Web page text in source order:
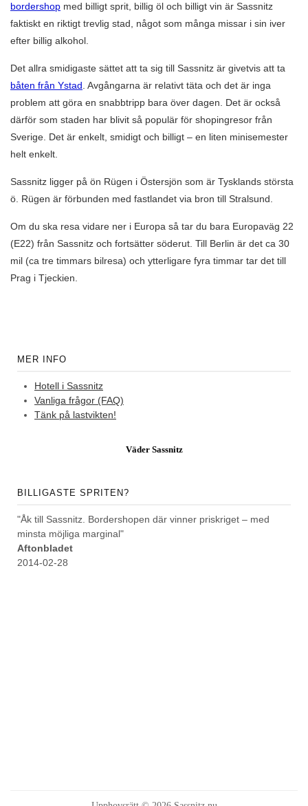
bordershop med billigt sprit, billig öl och billigt vin är Sassnitz
faktiskt en riktigt trevlig stad, något som många missar i sin iver
efter billig alkohol.
Det allra smidigaste sättet att ta sig till Sassnitz är givetvis att ta
båten från Ystad . Avgångarna är relativt täta och det är inga
problem att göra en snabbtripp bara över dagen. Det är också
därför som staden har blivit så populär för shopingresor från
Sverige. Det är enkelt, smidigt och billigt – en liten minisemester
helt enkelt.
Sassnitz ligger på ön Rügen i Östersjön som är Tysklands största
ö. Rügen är förbunden med fastlandet via bron till Stralsund.
Om du ska resa vidare ner i Europa så tar du bara Europaväg 22
(E22) från Sassnitz och fortsätter söderut. Till Berlin är det ca 30
mil (ca tre timmars bilresa) och ytterligare fyra timmar tar det till
Prag i Tjeckien.
MER INFO
Hotell i Sassnitz
Vanliga frågor (FAQ)
Tänk på lastvikten!
Väder Sassnitz
BILLIGASTE SPRITEN?
"Åk till Sassnitz. Bordershopen där vinner priskriget – med
minsta möjliga marginal"
Aftonbladet
2014-02-28